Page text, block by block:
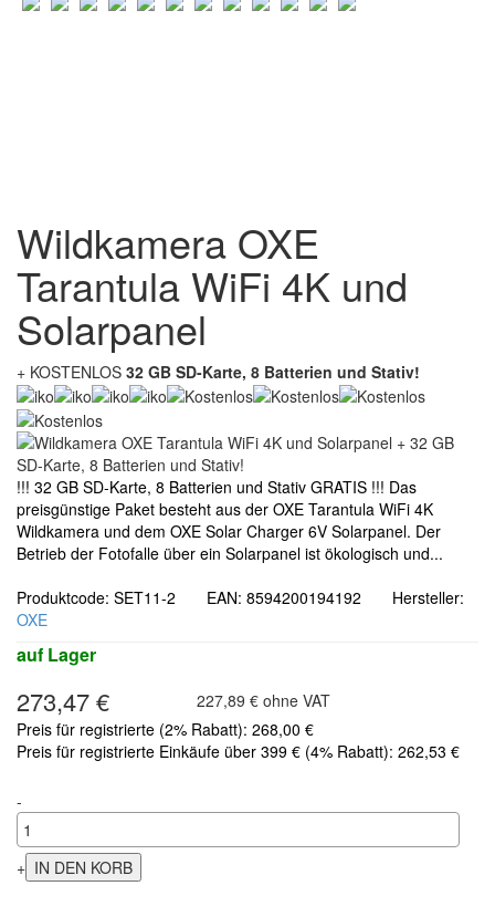
Wildkamera OXE
Tarantula WiFi 4K und
Solarpanel
+ KOSTENLOS 32 GB SD-Karte, 8 Batterien und Stativ!
!!! 32 GB SD-Karte, 8 Batterien und Stativ GRATIS !!! Das
preisgünstige Paket besteht aus der OXE Tarantula WiFi 4K
Wildkamera und dem OXE Solar Charger 6V Solarpanel. Der
Betrieb der Fotofalle über ein Solarpanel ist ökologisch und...
Produktcode: SET11-2 EAN: 8594200194192 Hersteller:
OXE
auf Lager
273,47 €
227,89 € ohne VAT
Preis für registrierte (2% Rabatt): 268,00 €
Preis für registrierte Einkäufe über 399 € (4% Rabatt): 262,53 €
-
+